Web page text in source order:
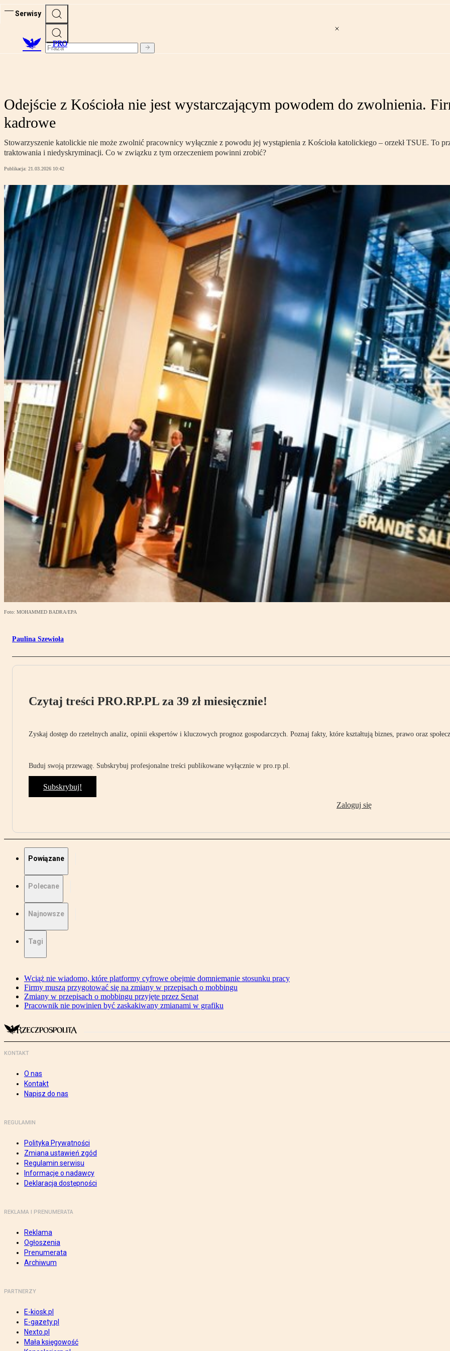
Serwisy
PRO
Odejście z Kościoła nie jest wystarczającym powodem do zwolnienia.
kadrowe
Stowarzyszenie katolickie nie może zwolnić pracownicy wyłącznie z powodu jej wystąpienia z Kościoła katolickiego – orzekł TSUE. To
traktowania i niedyskryminacji. Co w związku z tym orzeczeniem powinni zrobić?
Publikacja: 21.03.2026 10:42
Foto: MOHAMMED BADRA/EPA
Paulina Szewioła
Czytaj treści PRO.RP.PL za 39 zł miesięcznie!
Zyskaj dostęp do rzetelnych analiz, opinii ekspertów i kluczowych prognoz gospodarczych. Poznaj fakty, które kształtują biznes, prawo oraz
Buduj swoją przewagę. Subskrybuj profesjonalne treści publikowane wyłącznie w pro.rp.pl.
Subskrybuj!
Zaloguj się
Powiązane
Polecane
Najnowsze
Tagi
Wciąż nie wiadomo, które platformy cyfrowe obejmie domniemanie stosunku pracy
Firmy muszą przygotować się na zmiany w przepisach o mobbingu
Zmiany w przepisach o mobbingu przyjęte przez Senat
Pracownik nie powinien być zaskakiwany zmianami w grafiku
KONTAKT
O nas
Kontakt
Napisz do nas
REGULAMIN
Polityka Prywatności
Zmiana ustawień zgód
Regulamin serwisu
Informacje o nadawcy
Deklaracja dostępności
REKLAMA I PRENUMERATA
Reklama
Ogłoszenia
Prenumerata
Archiwum
PARTNERZY
E-kiosk.pl
E-gazety.pl
Nexto.pl
Mała księgowość